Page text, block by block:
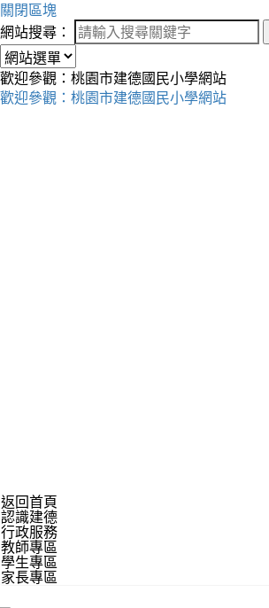
關閉區塊
網站搜尋：
歡迎參觀：桃園市建德國民小學網站
歡迎參觀：桃園市建德國民小學網站
返回首頁
認識建德
行政服務
教師專區
學生專區
家長專區